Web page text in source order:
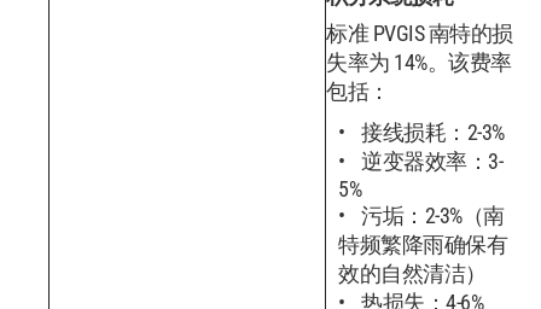
标准 PVGIS 南特的损
失率为 14%。该费率
包括：
接线损耗：2-3%
逆变器效率：3-
5%
污垢：2-3%（南
特频繁降雨确保有
效的自然清洁）
热损失：4-6%